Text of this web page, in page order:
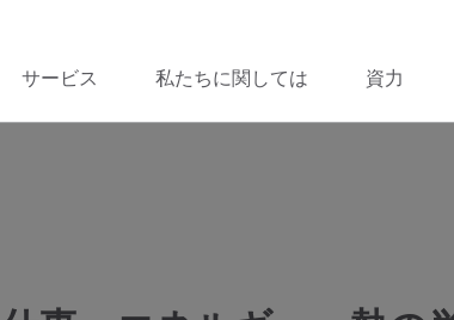
サービス 私たちに関しては 資力